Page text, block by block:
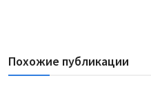
Похожие публикации